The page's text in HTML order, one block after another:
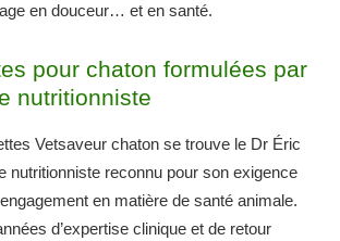
en douceur… et en santé.
pour chaton formulées par
nutritionniste
Vetsaveur chaton se trouve le Dr Éric
nutritionniste reconnu pour son exigence
en matière de santé animale.
d’expertise clinique et de retour